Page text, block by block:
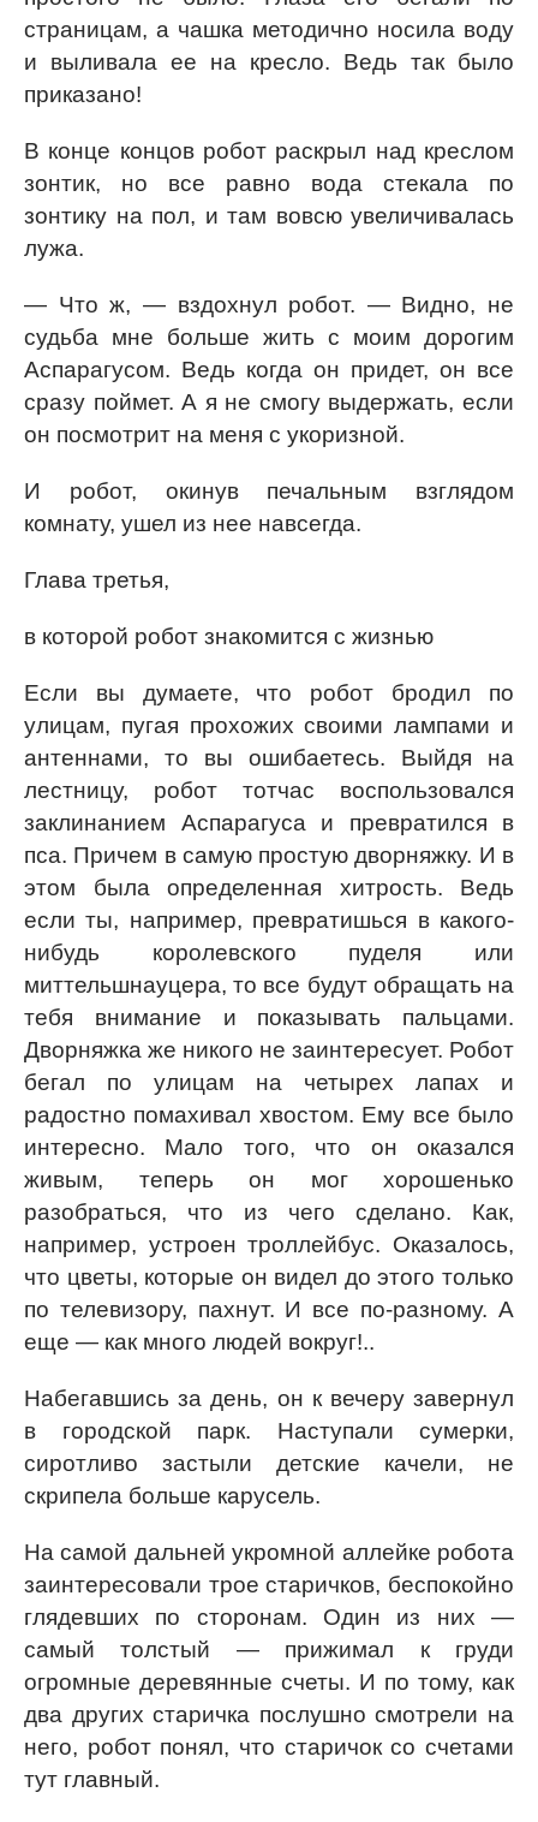
страницам, а чашка методично носила воду
и выливала ее на кресло. Ведь так было
приказано!
В конце концов робот раскрыл над креслом
зонтик, но все равно вода стекала по
зонтику на пол, и там вовсю увеличивалась
лужа.
— Что ж, — вздохнул робот. — Видно, не
судьба мне больше жить с моим дорогим
Аспарагусом. Ведь когда он придет, он все
сразу поймет. А я не смогу выдержать, если
он посмотрит на меня с укоризной.
И робот, окинув печальным взглядом
комнату, ушел из нее навсегда.
Глава третья,
в которой робот знакомится с жизнью
Если вы думаете, что робот бродил по
улицам, пугая прохожих своими лампами и
антеннами, то вы ошибаетесь. Выйдя на
лестницу, робот тотчас воспользовался
заклинанием Аспарагуса и превратился в
пса. Причем в самую простую дворняжку. И в
этом была определенная хитрость. Ведь
если ты, например, превратишься в какого-
нибудь королевского пуделя или
миттельшнауцера, то все будут обращать на
тебя внимание и показывать пальцами.
Дворняжка же никого не заинтересует. Робот
бегал по улицам на четырех лапах и
радостно помахивал хвостом. Ему все было
интересно. Мало того, что он оказался
живым, теперь он мог хорошенько
разобраться, что из чего сделано. Как,
например, устроен троллейбус. Оказалось,
что цветы, которые он видел до этого только
по телевизору, пахнут. И все по-разному. А
еще — как много людей вокруг!..
Набегавшись за день, он к вечеру завернул
в городской парк. Наступали сумерки,
сиротливо застыли детские качели, не
скрипела больше карусель.
На самой дальней укромной аллейке робота
заинтересовали трое старичков, беспокойно
глядевших по сторонам. Один из них —
самый толстый — прижимал к груди
огромные деревянные счеты. И по тому, как
два других старичка послушно смотрели на
него, робот понял, что старичок со счетами
тут главный.